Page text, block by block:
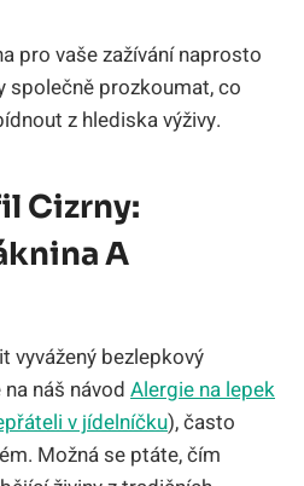
pro vaše zažívání naprosto
společně prozkoumat, co
z hlediska výživy.
Cizrny:
A
vyvážený bezlepkový
náš návod Alergie na lepek
v jídelníčku), často
Možná se ptáte, čím